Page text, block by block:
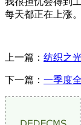
每天都正在上涨。
上一篇： 纺织之
下一篇： 一季度